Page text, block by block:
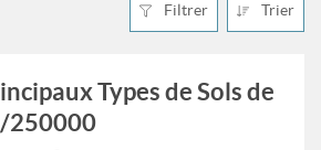
Filtrer Trier
Types de Sols de
250000